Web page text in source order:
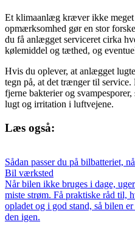
Et klimaanlæg kræver ikke
opmærksomhed gør en stor
du få anlægget serviceret cirka
kølemiddel og tæthed, og
Hvis du oplever, at anlægget
tegn på, at det trænger til service.
fjerne bakterier og
lugt og irritation i luftvejene.
Læs også:
Sådan passer du på bilbatteriet,
Bil værksted
Når bilen ikke bruges i dage,
miste strøm. Få praktiske råd til,
opladet og i god stand, så bilen
den igen.